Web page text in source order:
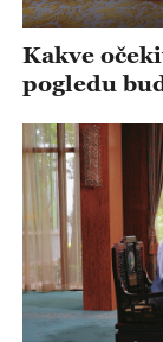
Kakve
pogledu